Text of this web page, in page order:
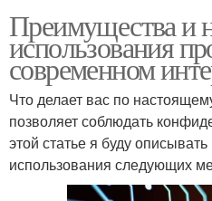
Преимущества и
использования
современном
Что делает вас по
позволяет соблюдать
этой статье я буду
использования следующих